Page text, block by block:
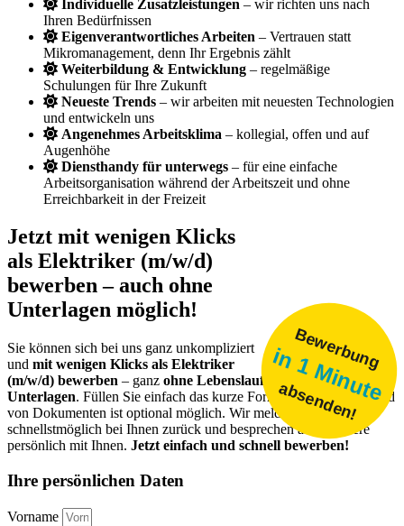
Individuelle Zusatzleistungen – wir richten uns nach
Ihren Bedürfnissen
Eigenverantwortliches Arbeiten – Vertrauen statt
Mikromanagement, denn Ihr Ergebnis zählt
Weiterbildung & Entwicklung – regelmäßige
Schulungen für Ihre Zukunft
Neueste Trends – wir arbeiten mit neuesten Technologien
und entwickeln uns
Angenehmes Arbeitsklima – kollegial, offen und auf
Augenhöhe
Diensthandy für unterwegs – für eine einfache
Arbeitsorganisation während der Arbeitszeit und ohne
Erreichbarkeit in der Freizeit
Bewerbung
in 1 Minute
absenden!
Jetzt mit wenigen Klicks
als Elektriker (m/w/d)
bewerben – auch ohne
Unterlagen möglich!
Sie können sich bei uns ganz unkompliziert
und mit wenigen Klicks als Elektriker
(m/w/d) bewerben – ganz ohne Lebenslauf oder vollständige
Unterlagen. Füllen Sie einfach das kurze Formular aus. Ein Upload
von Dokumenten ist optional möglich. Wir melden uns
schnellstmöglich bei Ihnen zurück und besprechen alles Weitere
persönlich mit Ihnen. Jetzt einfach und schnell bewerben!
Ihre persönlichen Daten
Vorname